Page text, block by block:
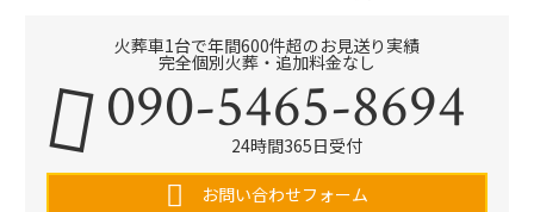
火葬車1台で年間600件超のお見送り実績
完全個別火葬・追加料金なし
090-5465-8694
24時間365日受付
お問い合わせフォーム